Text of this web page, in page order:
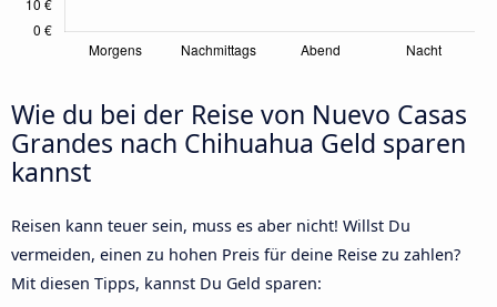
Wie du bei der Reise von Nuevo Casas
Grandes nach Chihuahua Geld sparen
kannst
Reisen kann teuer sein, muss es aber nicht! Willst Du
vermeiden, einen zu hohen Preis für deine Reise zu zahlen?
Mit diesen Tipps, kannst Du Geld sparen: